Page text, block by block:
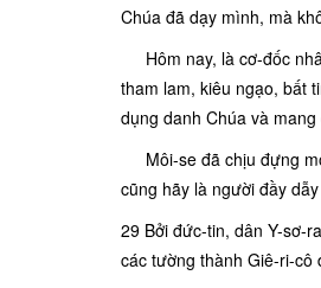
Chúa đã dạy mình, mà
Hôm nay, là cơ-đốc
tham lam, kiêu ngạo, bất
dụng danh Chúa và
Môi-se đã chịu đựng
cũng hãy là người đầy
29 Bởi đức-tin, dân Y-sơ-
các tường thành Giê-ri-cô